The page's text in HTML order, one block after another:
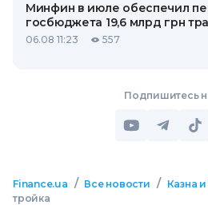
Минфин в июле обеспечил
госбюджета 19,6 млрд грн
06.08 11:23 557
Подпишитесь
Finance.ua / Все новости / Казна
тройка